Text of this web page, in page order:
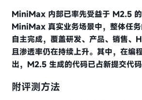
MiniMax 内部已率先受益于 M2.5
MiniMax 真实业务场景中，整体任
自主完成，覆盖研发、产品、销售、
且渗透率仍在持续上升。其中，在编
出，M2.5 生成的代码已占新提交代
附评测方法